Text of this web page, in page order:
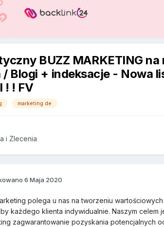
BUZZ MARKETING na
Blogi + indeksacje - Nowa
! ! FV
marketing de
i Zlecenia
6 Maja 2020
polega u nas na tworzeniu
każdego klienta indywidualnie. Naszym celem
zagwarantowanie pozyskania potencjalnych